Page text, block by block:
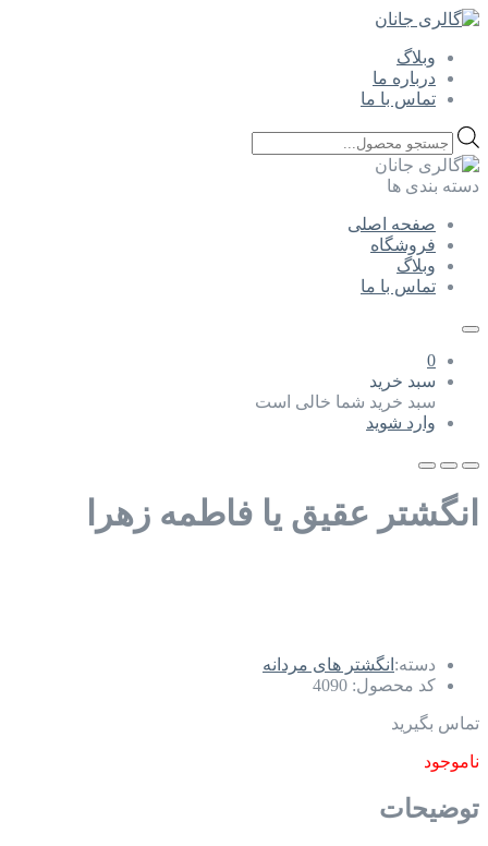
وبلاگ
درباره ما
تماس با ما
Products
search
دسته بندی ها
صفحه اصلی
فروشگاه
وبلاگ
تماس با ما
0
سبد خرید
سبد خرید شما خالی است
وارد شوید
انگشتر عقیق یا فاطمه زهرا
دسته: انگشتر های مردانه
کد محصول: 4090
تماس بگیرید
ناموجود
توضیحات